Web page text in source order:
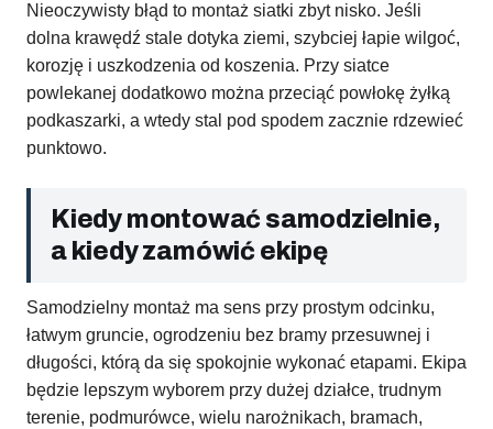
Nieoczywisty błąd to montaż siatki zbyt nisko. Jeśli
dolna krawędź stale dotyka ziemi, szybciej łapie wilgoć,
korozję i uszkodzenia od koszenia. Przy siatce
powlekanej dodatkowo można przeciąć powłokę żyłką
podkaszarki, a wtedy stal pod spodem zacznie rdzewieć
punktowo.
Kiedy montować samodzielnie,
a kiedy zamówić ekipę
Samodzielny montaż ma sens przy prostym odcinku,
łatwym gruncie, ogrodzeniu bez bramy przesuwnej i
długości, którą da się spokojnie wykonać etapami. Ekipa
będzie lepszym wyborem przy dużej działce, trudnym
terenie, podmurówce, wielu narożnikach, bramach,